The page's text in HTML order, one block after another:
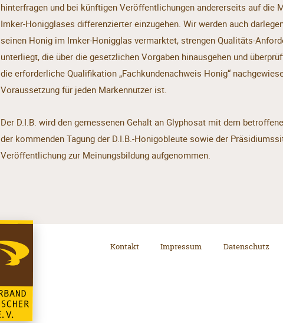
hinterfragen und bei künftigen Veröffentlichungen andererseits auf die
Imker-Honigglases differenzierter einzugehen. Wir werden auch
seinen Honig im Imker-Honigglas vermarktet, strengen Qualitäts-
unterliegt, die über die gesetzlichen Vorgaben hinausgehen und
die erforderliche Qualifikation „Fachkundenachweis Honig“
Voraussetzung für jeden Markennutzer ist.
Der D.I.B. wird den gemessenen Gehalt an Glyphosat mit dem
der kommenden Tagung der D.I.B.-Honigobleute sowie der
Veröffentlichung zur Meinungsbildung aufgenommen.
Kontakt Impressum Datenschutz